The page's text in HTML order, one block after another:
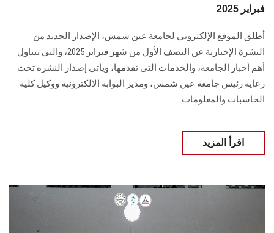
فبراير 2025
أطلق الموقع الإلكتروني لجامعة عين شمس، الإصدار الجديد من
النشرة الإخبارية عن النصف الأول من شهر فبراير 2025، والتي تتناول
أهم أخبار الجامعة، والخدمات التي تقدمها، ويأتي إصدار النشرة تحت
رعاية رئيس جامعة عين شمس، ومدير البوابة الإلكترونية ووكيل كلية
الحاسبات والمعلومات.
اقرأ المزيد